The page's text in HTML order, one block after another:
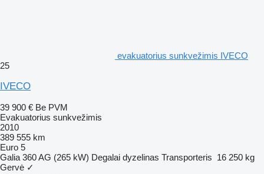
evakuatorius sunkvežimis IVECO
25
IVECO
39 900 € Be PVM
Evakuatorius sunkvežimis
2010
389 555 km
Euro 5
Galia 360 AG (265 kW) Degalai dyzelinas Transporteris 16 250 kg
Gervė ✓